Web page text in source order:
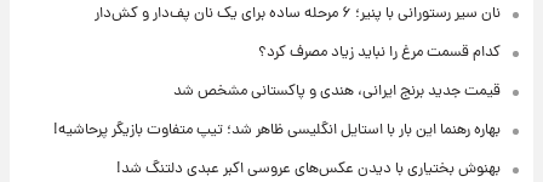
نان سیر رستورانی با پنیر؛ ۶ مرحله ساده برای یک نان پف‌دار و کش‌دار
کدام قسمت مرغ را نباید زیاد مصرف کرد؟
قیمت جدید برنج ایرانی، هندی و پاکستانی مشخص شد
بهاره رهنما این بار با استایل انگلیسی ظاهر شد؛ تیپ متفاوت بازیگر پرحاشیه!
بهنوش بختیاری با دیدن عکس‌های عروسی اکبر عبدی دلتنگ شد!